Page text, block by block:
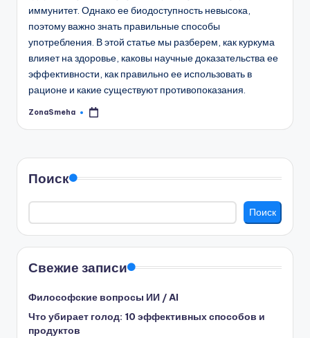
иммунитет. Однако ее биодоступность невысока,
поэтому важно знать правильные способы
употребления. В этой статье мы разберем, как куркума
влияет на здоровье, каковы научные доказательства ее
эффективности, как правильно ее использовать в
рационе и какие существуют противопоказания.
Запись
ZonaSmeha
Поиск
Поиск
Свежие записи
Философские вопросы ИИ / AI
Что убирает голод: 10 эффективных способов и
продуктов